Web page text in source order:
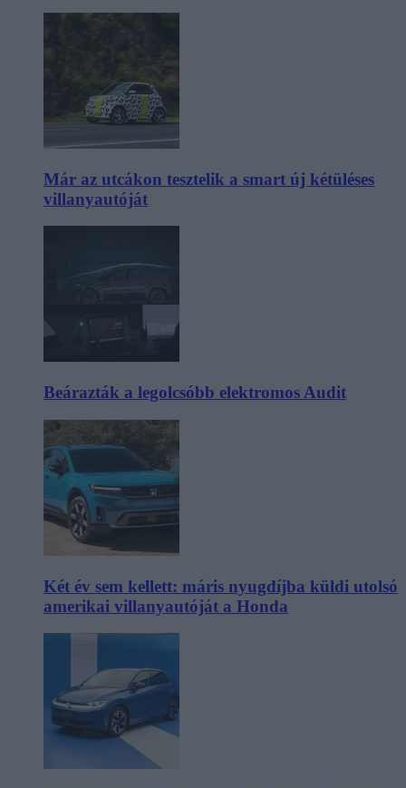
Már az utcákon tesztelik a smart új kétüléses
villanyautóját
Beárazták a legolcsóbb elektromos Audit
Két év sem kellett: máris nyugdíjba küldi utolsó
amerikai villanyautóját a Honda